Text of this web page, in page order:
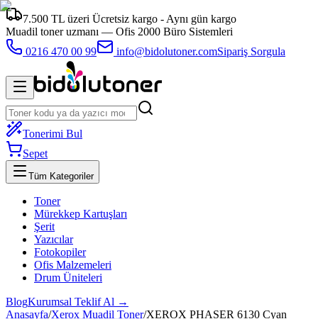
7.500 TL üzeri Ücretsiz kargo - Aynı gün kargo
Muadil toner uzmanı — Ofis 2000 Büro Sistemleri
0216 470 00 99
info@bidolutoner.comSipariş Sorgula
Tonerimi Bul
Sepet
Tüm Kategoriler
Toner
Mürekkep Kartuşları
Şerit
Yazıcılar
Fotokopiler
Ofis Malzemeleri
Drum Üniteleri
BlogKurumsal Teklif Al →
Anasayfa/Xerox Muadil Toner/XEROX PHASER 6130 Cyan